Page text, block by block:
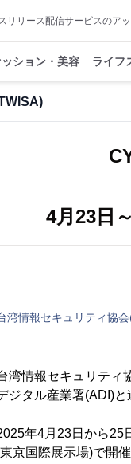
リリース配信サービスのア
ション・美容 ライフ
4月23日
湾情報セキュリティ協
湾情報セキュリティ
ジタル産業署(ADI)と
年4月23日から25
京国際展示場)で開